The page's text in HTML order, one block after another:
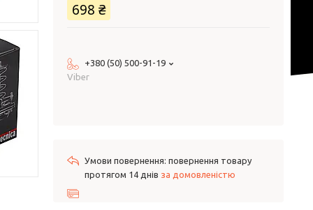
698 ₴
+380 (50) 500-91-19
Viber
повернення товару
протягом 14 днів за домовленістю